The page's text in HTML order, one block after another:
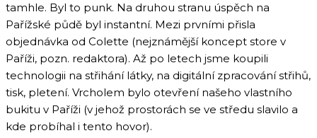
tamhle. Byl to punk. Na druhou stranu úspěch na
Pařížské půdě byl instantní. Mezi prvními přisla
objednávka od Colette (nejznámější koncept store v
Paříži, pozn. redaktora). Až po letech jsme koupili
technologii na střihání látky, na digitální zpracování střihů,
tisk, pletení. Vrcholem bylo otevření našeho vlastního
bukitu v Paříži (v jehož prostorách se ve středu slavilo a
kde probíhal i tento hovor).